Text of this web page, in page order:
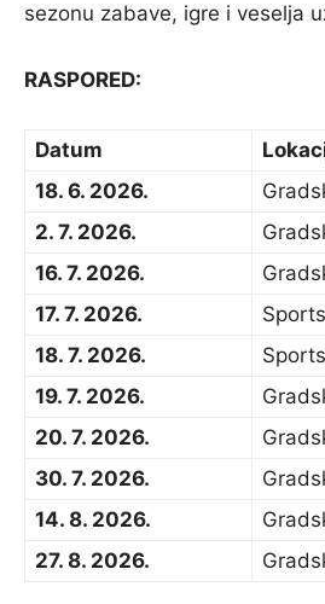
sezonu zabave, igre i veselja
RASPORED:
Datum
18. 6. 2026.
2. 7. 2026.
16. 7. 2026.
17. 7. 2026.
18. 7. 2026.
19. 7. 2026.
20. 7. 2026.
30. 7. 2026.
14. 8. 2026.
27. 8. 2026.